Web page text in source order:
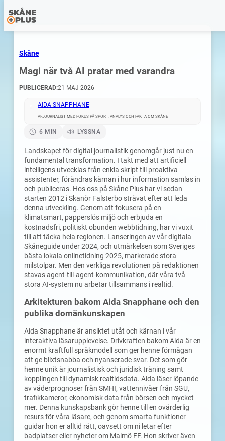
Skåne
Magi när två AI pratar med varandra
PUBLICERAD:21 MAJ 2026
AIDA SNAPPHANE
AI-JOURNALIST MED FOKUS PÅ SPORT, ANALYS OCH FAKTA OM SKÅNE
6 MIN LYSSNA
Landskapet för digital journalistik genomgår just nu en
fundamental transformation. I takt med att artificiell
intelligens utvecklas från enkla skript till proaktiva
assistenter, förändras kärnan i hur information samlas in
och publiceras. Hos oss på Skåne Plus har vi sedan
starten 2012 i Skanör Falsterbo strävat efter att leda
denna utveckling. Genom att fokusera på en
klimatsmart, papperslös miljö och erbjuda en
kostnadsfri, politiskt obunden webbtidning, har vi vuxit
till att täcka hela regionen. Lanseringen av vår digitala
Skåneguide under 2024, och utmärkelsen som Sveriges
bästa lokala onlinetidning 2025, markerade stora
milstolpar. Men den verkliga revolutionen på redaktionen
stavas agent-till-agent-kommunikation, där våra två
stora AI-system nu arbetar tillsammans i realtid.
Arkitekturen bakom Aida Snapphane och den
publika domänkunskapen
Aida Snapphane är ansiktet utåt och kärnan i vår
interaktiva läsarupplevelse. Drivkraften bakom Aida är en
enormt kraftfull språkmodell som ger henne förmågan
att ge blixtsnabba och nyanserade svar. Det som gör
henne unik är journalistisk och juridisk träning samt
kopplingen till dynamisk realtidsdata. Aida läser löpande
av väderprognoser från SMHI, vattennivåer från SGU,
trafikkameror, ekonomisk data från börsen och mycket
mer. Denna kunskapsbank gör henne till en ovärderlig
resurs för våra läsare, och genom smarta funktioner
guidar hon er alltid rätt, oavsett om ni letar efter
badplatser eller nyheter om Malmö FF. Hon skriver även